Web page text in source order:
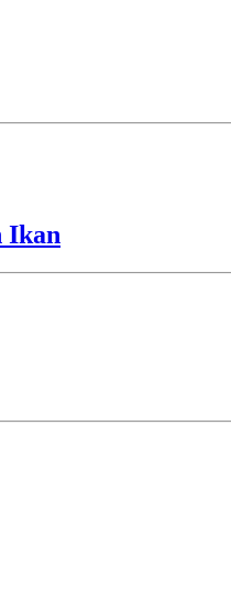
Ikan